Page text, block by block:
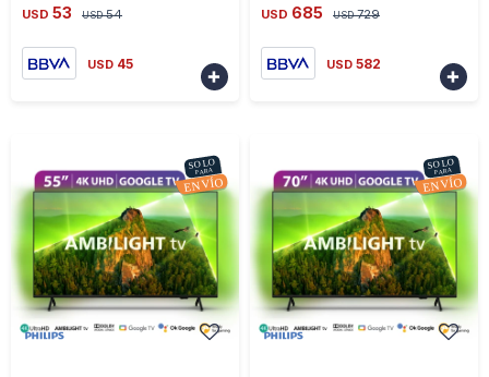
USD 53 USD 54
USD 45

USD 685 USD 729
USD 582
